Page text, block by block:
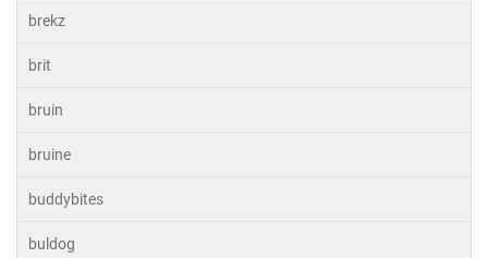
brekz
brit
bruin
bruine
buddybites
buldog